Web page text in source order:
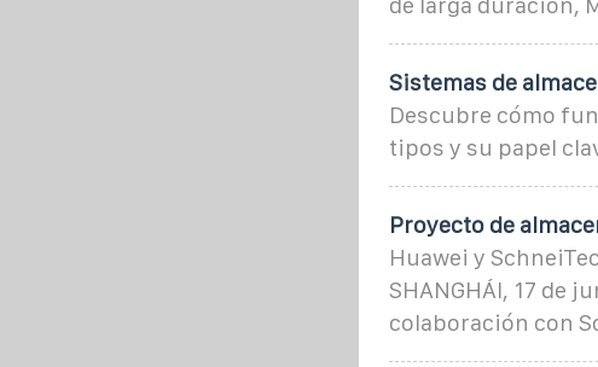
Sistemas de
Descubre cómo
tipos y su papel
Proyecto de
Huawei y
SHANGHÁI, 17 de
colaboración con